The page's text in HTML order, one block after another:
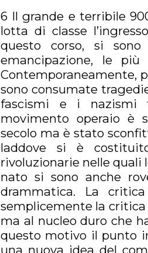
6 Il grande e terribile
lotta di classe
questo corso, si
emancipazione, le
Contemporaneamente,
sono consumate
fascismi e i nazismi
movimento operaio è
secolo ma è stato
laddove si è
rivoluzionarie nelle quali
nato si sono anche
drammatica. La
semplicemente la
ma al nucleo duro che
questo motivo il punto
una nuova idea del